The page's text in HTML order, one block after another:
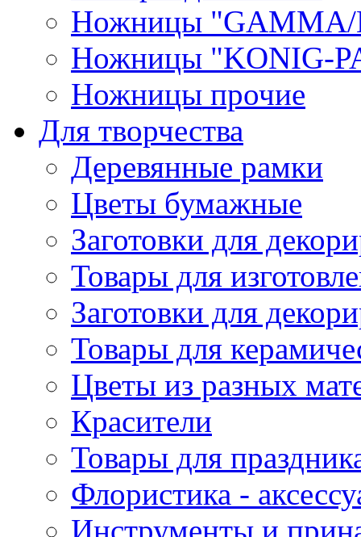
Ножницы "GAMMA/
Ножницы "KONIG-
Ножницы прочие
Для творчества
Деревянные рамки
Цветы бумажные
Заготовки для
Товары для
Заготовки для
Товары для
Цветы из разных
Красители
Товары для
Флористика -
Инструменты и